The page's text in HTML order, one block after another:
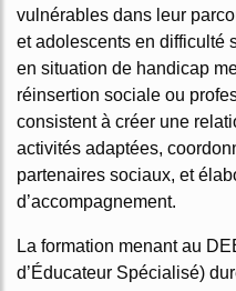
vulnérables dans leur
et adolescents en difficulté
en situation de handicap
réinsertion sociale ou
consistent à créer une
activités adaptées,
partenaires sociaux, et
d’accompagnement.
La formation menant au
d’Éducateur Spécialisé)